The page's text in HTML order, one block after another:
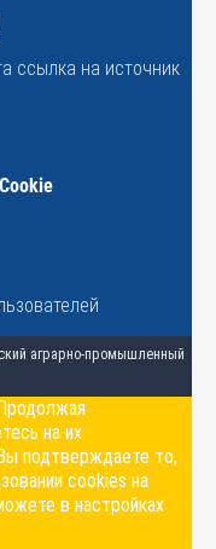
ссылка на источник
аграрно-промышленный
на их
подтверждаете то,
cookies на
в настройках